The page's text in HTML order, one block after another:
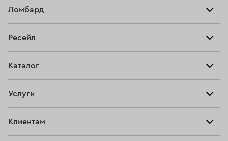
Ломбард
Тарифы
Ресейл
Купить
Прочие услуги
Каталог
Серьги
Услуги
Клиентам